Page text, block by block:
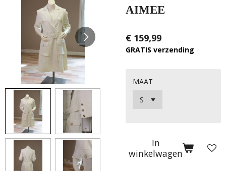
AIMEE
€ 159,99
GRATIS verzending
MAAT
In
winkelwagen